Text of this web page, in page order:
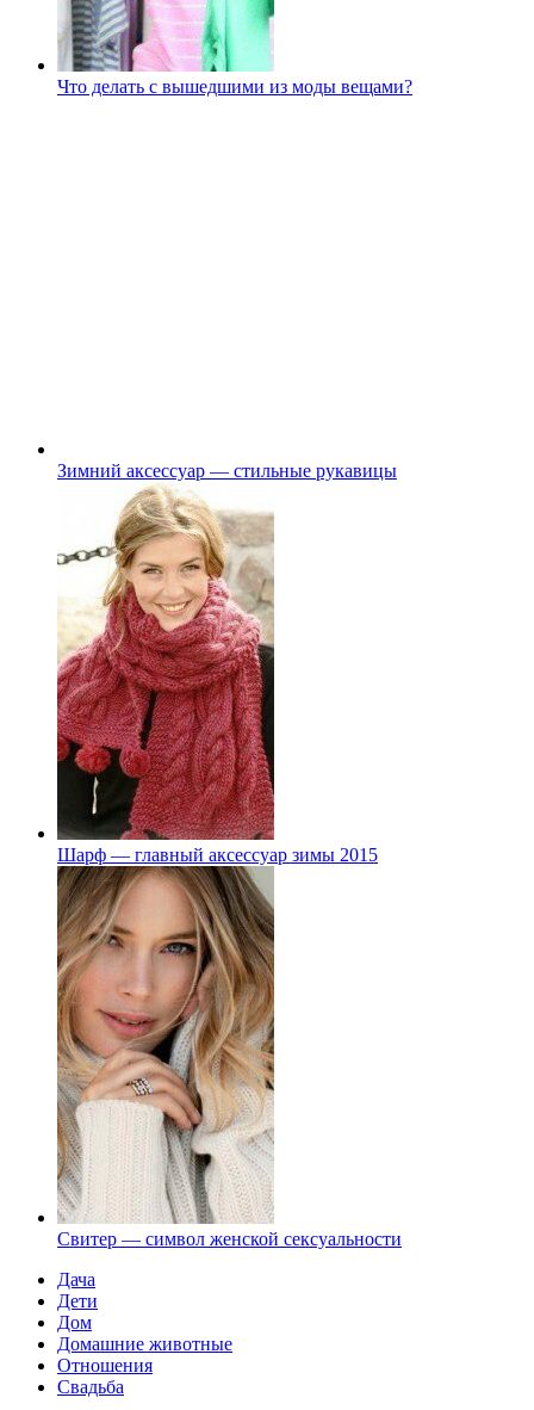
Что делать с вышедшими из моды вещами?
Зимний аксессуар — стильные рукавицы
Шарф — главный аксессуар зимы 2015
Свитер — символ женской сексуальности
Дача
Дети
Дом
Домашние животные
Отношения
Свадьба